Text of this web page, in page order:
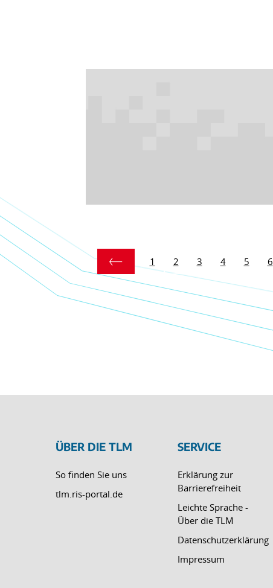
1 2 3 4 5 6
ÜBER DIE TLM
So finden Sie uns
tlm.ris-portal.de
SERVICE
Erklärung zur
Barrierefreiheit
Leichte Sprache -
Über die TLM
Datenschutzerklärung
Impressum